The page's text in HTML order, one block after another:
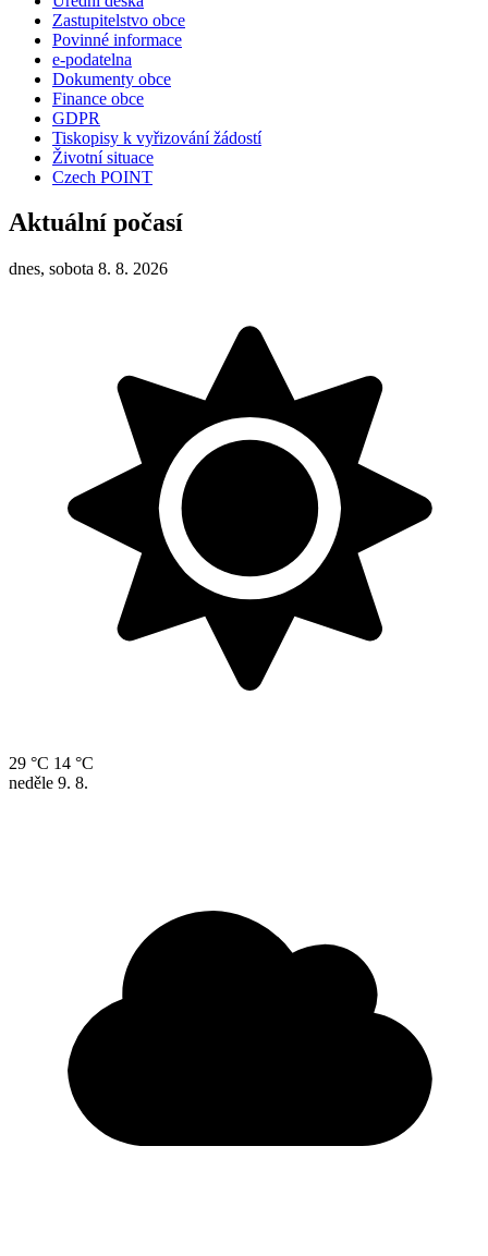
Zastupitelstvo obce
Povinné informace
e-podatelna
Dokumenty obce
Finance obce
GDPR
Tiskopisy k vyřizování žádostí
Životní situace
Czech POINT
Aktuální počasí
dnes, sobota 8. 8. 2026
29 °C 14 °C
neděle 9. 8.